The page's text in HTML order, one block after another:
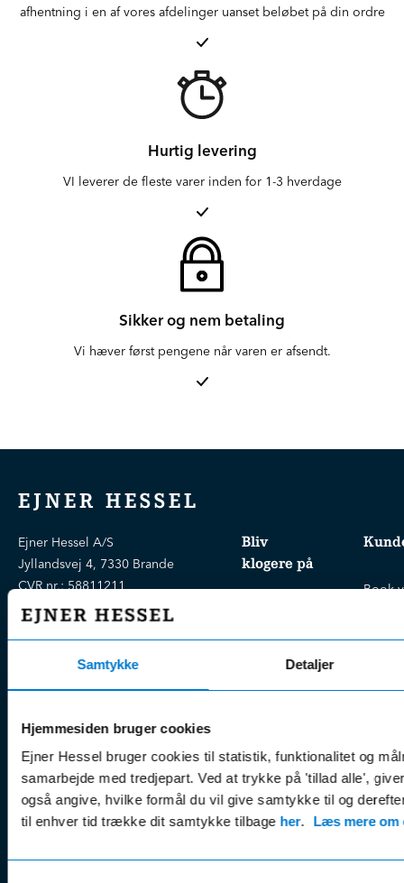
Samtykke Detaljer
Hjemmesiden bruger cookies
Ejner Hessel bruger cookies til statistik, funktionalitet og
samarbejde med tredjepart. Ved at trykke på 'tillad alle',
også angive, hvilke formål du vil give samtykke til og
til enhver tid trække dit samtykke tilbage her. Læs mere om
afhentning i en af vores afdelinger uanset beløbet på din ordre
Hurtig levering
VI leverer de fleste varer inden for 1-3 hverdage
Sikker og nem betaling
Vi hæver først pengene når varen er afsendt.
EJNER HESSEL
Ejner Hessel A/S
Jyllandsvej 4, 7330 Brande
CVR nr.:58811211
Tlf. nr.:7211 5001
E-mail:
Åbningstider
Weekend:
Sikker betaling
Bliv
klogere på
Nye biler
Fordels- &
serviceaftaler
Kampagner
& nyheder
Leasing &
finansiering
Tilmeld dig
Book
Find